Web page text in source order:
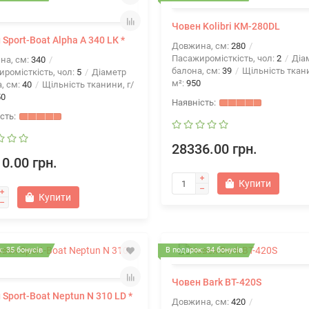
Boat Alpha А 340 LК *
см: 340
чол: 5
Діаметр
см: 40
Щільність тканини, г/
грн.
Купити
Човен Kolibri КМ-280DL
Довжина, см: 280
Пасажиромісткість, чол: 2
балона, см: 39
Щільність
м²: 950
28336.00 грн.
Купити
35 бонусів
Boat Neptun N 310 LD *
В подарок: 34 бонусів
Човен Bark BT-420S
Довжина, см: 420